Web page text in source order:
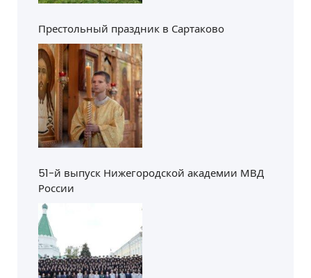
Престольный праздник в Сартаково
51-й выпуск Нижегородской академии МВД
России